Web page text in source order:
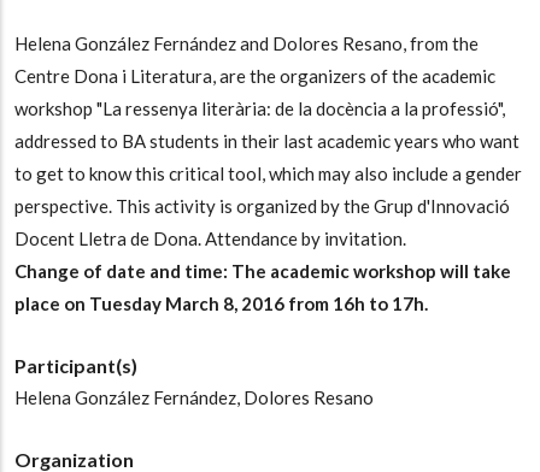
Helena González Fernández and Dolores Resano, from the
Centre Dona i Literatura, are the organizers of the academic
workshop "La ressenya literària: de la docència a la professió",
addressed to BA students in their last academic years who want
to get to know this critical tool, which may also include a gender
perspective. This activity is organized by the Grup d'Innovació
Docent Lletra de Dona. Attendance by invitation.
Change of date and time: The academic workshop will take
place on Tuesday March 8, 2016 from 16h to 17h.
Participant(s)
Helena González Fernández, Dolores Resano
Organization